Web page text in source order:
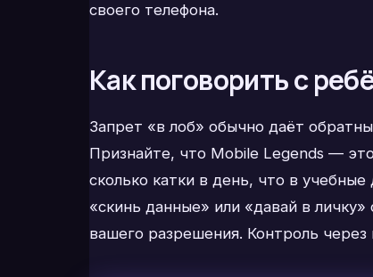
своего телефона.
Как поговорить с
Запрет «в лоб» обычно даёт
Признайте, что Mobile Legends —
сколько катки в день, что в
«скинь данные» или «давай в
вашего разрешения. Контроль через